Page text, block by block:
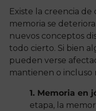
Existe la creencia de
memoria se
nuevos conceptos
todo cierto. Si bien
pueden verse
mantienen o incluso
1. Memoria en
etapa, la